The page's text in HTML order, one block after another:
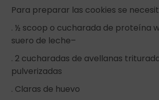
Para preparar las cookies se
. ½ scoop o cucharada de proteína
suero de leche–
. 2 cucharadas de avellanas
pulverizadas
. Claras de huevo